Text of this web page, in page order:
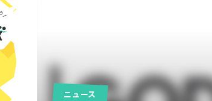
しくみをつくる
見た目を良くする
注目・定番の〇〇
アセットレビュー
ニュース